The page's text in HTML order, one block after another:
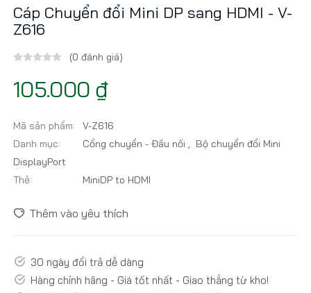
Cáp Chuyển đổi Mini DP sang HDMI - V-
Z616
(0 đánh giá)
105.000 ₫
Mã sản phẩm:
V-Z616
Danh mục:
Cổng chuyển - Đầu nối , Bộ chuyển đổi Mini
DisplayPort
Thẻ:
MiniDP to HDMI
Thêm vào yêu thích
30 ngày đổi trả dễ dàng
Hàng chính hãng - Giá tốt nhất - Giao thẳng từ kho!